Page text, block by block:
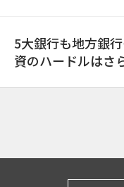
5大銀行も地方銀
資のハードルはさ